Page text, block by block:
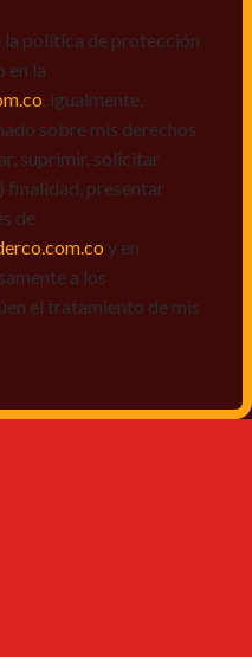
el tratamiento de mis
la política de protección
en la
, igualmente,
sobre mis derechos
suprimir, solicitar
finalidad, presentar
de
y en
a los
el tratamiento de mis